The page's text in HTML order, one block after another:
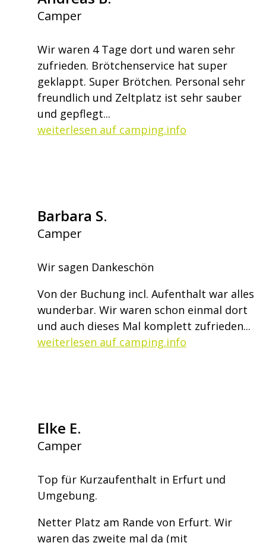
Camper
Wir waren 4 Tage dort und waren sehr
zufrieden. Brötchenservice hat super
geklappt. Super Brötchen. Personal sehr
freundlich und Zeltplatz ist sehr sauber
und gepflegt...
weiterlesen auf camping.info
Barbara S.
Camper
Wir sagen Dankeschön
Von der Buchung incl. Aufenthalt war alles
wunderbar. Wir waren schon einmal dort
und auch dieses Mal komplett zufrieden...
weiterlesen auf camping.info
Elke E.
Camper
Top für Kurzaufenthalt in Erfurt und
Umgebung.
Netter Platz am Rande von Erfurt. Wir
waren das zweite mal da (mit